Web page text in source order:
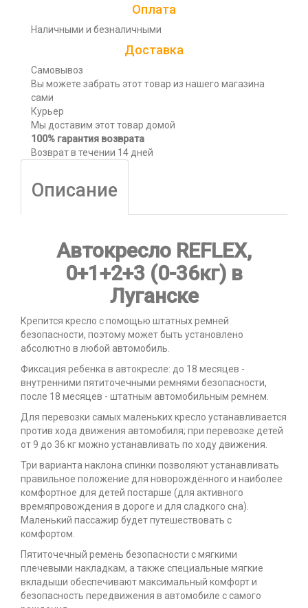
Оплата
Наличными и безналичными
Доставка
Самовывоз
Вы можете забрать этот товар из нашего магазина
сами
Курьер
Мы доставим этот товар домой
100% гарантия возврата
Возврат в течении 14 дней
Описание
Автокресло REFLEX,
0+1+2+3 (0-36кг) в
Луганске
Крепится кресло с помощью штатных ремней
безопасности, поэтому может быть установлено
абсолютно в любой автомобиль.
Фиксация ребенка в автокресле: до 18 месяцев -
внутренними пятиточечными ремнями безопасности,
после 18 месяцев - штатным автомобильным ремнем.
Для перевозки самых маленьких кресло устанавливается
против хода движения автомобиля; при перевозке детей
от 9 до 36 кг можно устанавливать по ходу движения.
Три варианта наклона спинки позволяют устанавливать
правильное положение для новорождённого и наиболее
комфортное для детей постарше (для активного
времяпровождения в дороге и для сладкого сна).
Маленький пассажир будет путешествовать с
комфортом.
Пятиточечный ремень безопасности с мягкими
плечевыми накладкам, а также специальные мягкие
вкладыши обеспечивают максимальный комфорт и
безопасность передвижения в автомобиле с самого